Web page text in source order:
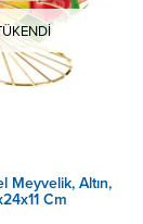
Meyvelik, Altın,
Cm